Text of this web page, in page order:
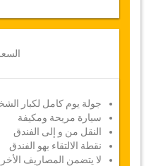
جولة يوم كامل لكبار
سيارة مريحة ومكيفة
النقل من و إلى الفندق
نقطة الالتقاء بهو الفندق
لا يتضمن المصاريف